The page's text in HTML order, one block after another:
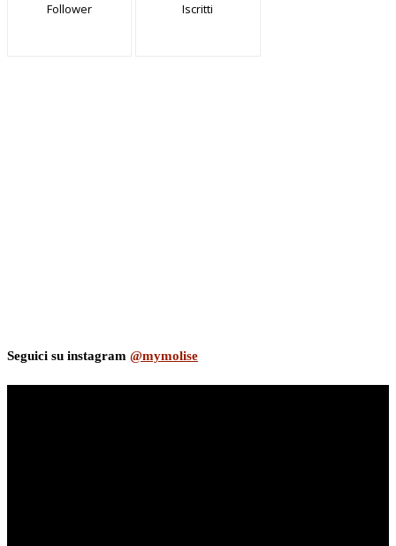
Follower Iscritti
Seguici su instagram @mymolise